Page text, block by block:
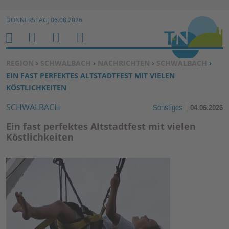
Zum Inhalt springen ↓
DONNERSTAG, 06.08.2026
SIE BEFINDEN SICH HIER:
REGION › SCHWALBACH › NACHRICHTEN › SCHWALBACH ›
EIN FAST PERFEKTES ALTSTADTFEST MIT VIELEN
KÖSTLICHKEITEN
SCHWALBACH Sonstiges 04.06.2026
Ein fast perfektes Altstadtfest mit vielen
Köstlichkeiten
H
O
M
E
M
E
N
U
S
U
C
H
E
N
B
E
N
E
K
TI
O